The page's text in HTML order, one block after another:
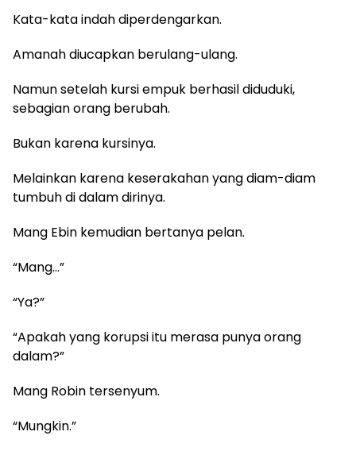
Kata-kata indah diperdengarkan.
Amanah diucapkan berulang-ulang.
Namun setelah kursi empuk berhasil diduduki,
sebagian orang berubah.
Bukan karena kursinya.
Melainkan karena keserakahan yang diam-diam
tumbuh di dalam dirinya.
Mang Ebin kemudian bertanya pelan.
“Mang…”
“Ya?”
“Apakah yang korupsi itu merasa punya orang
dalam?”
Mang Robin tersenyum.
“Mungkin.”